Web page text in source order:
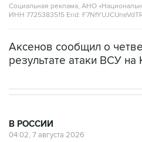
Социальная реклама, АНО
ИНН 7725383515 Erid:
Аксенов сообщил о
результате атаки ВСУ
В РОССИИ
04:02, 7 августа 2026